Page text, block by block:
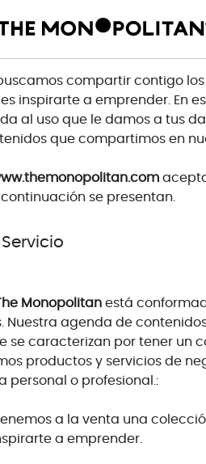
compartir contigo
inspirarte a emprender. En
al uso que le damos a tus
que compartimos en
se presentan.
Monopolitan está
Nuestra agenda de
se caracterizan por tener un
productos y servicios de
personal o profesional.:
a la venta una
a emprender.